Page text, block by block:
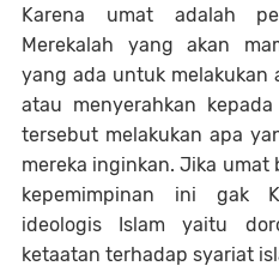
Karena umat adalah
Merekalah yang akan
yang ada untuk melakukan
atau menyerahkan
tersebut melakukan apa
mereka inginkan. Jika
kepemimpinan ini gak
ideologis Islam yaitu
ketaatan terhadap syariat